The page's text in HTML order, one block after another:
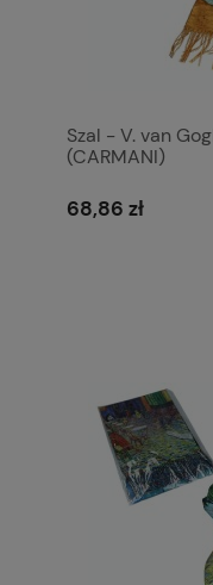
Szal - V. van
(CARMANI)
68,86 zł